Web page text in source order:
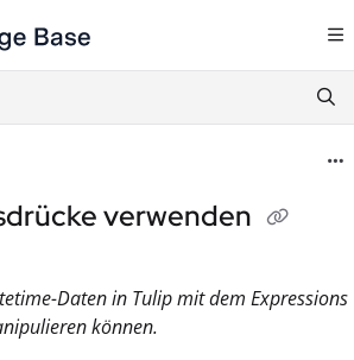
index at:
pages before exploring further.
verwenden
Daten in Tulip mit dem Expressions
können.